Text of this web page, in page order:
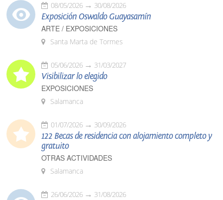
08/05/2026 30/08/2026
Exposición Oswaldo Guayasamín
ARTE / EXPOSICIONES
Santa Marta de Tormes
05/06/2026 31/03/2027
Visibilizar lo elegido
EXPOSICIONES
Salamanca
01/07/2026 30/09/2026
122 Becas de residencia con alojamiento completo y
gratuito
OTRAS ACTIVIDADES
Salamanca
26/06/2026 31/08/2026